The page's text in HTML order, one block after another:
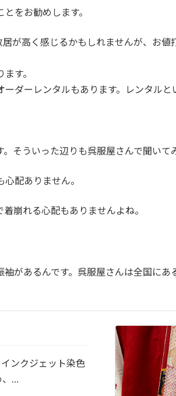
をお勧めします。
が高く感じるかもしれませんが、お値
す。
ダーレンタルもあります。レンタル
そういった辺りも呉服屋さんで聞いて
配ありません。
崩れる心配もありませんよね。
があるんです。呉服屋さんは全国に
ンクジェット染色
、…